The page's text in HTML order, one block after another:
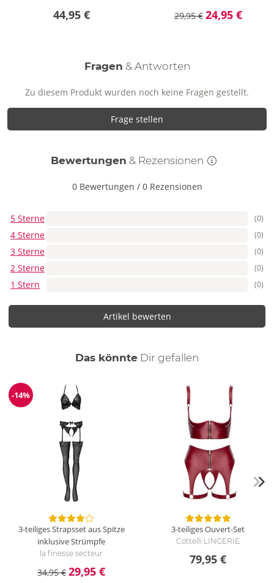
44,95 € 29,95 € 24,95 €
Fragen & Antworten
Zu diesem Produkt wurden noch keine Fragen gestellt.
Frage stellen
Bewertungen & Rezensionen
0 Bewertungen / 0 Rezensionen
5 Sterne (0)
4 Sterne (0)
3 Sterne (0)
2 Sterne (0)
1 Stern (0)
Artikel bewerten
Das könnte Dir auch
gefallen
Reduzierung
-14%
3-teiliges Strapsset aus Spitze
inklusive Strümpfe
la finesse secteur
34,95 € 29,95 €
3-teiliges Ouvert-Set
Cottelli LINGERIE
79,95 €